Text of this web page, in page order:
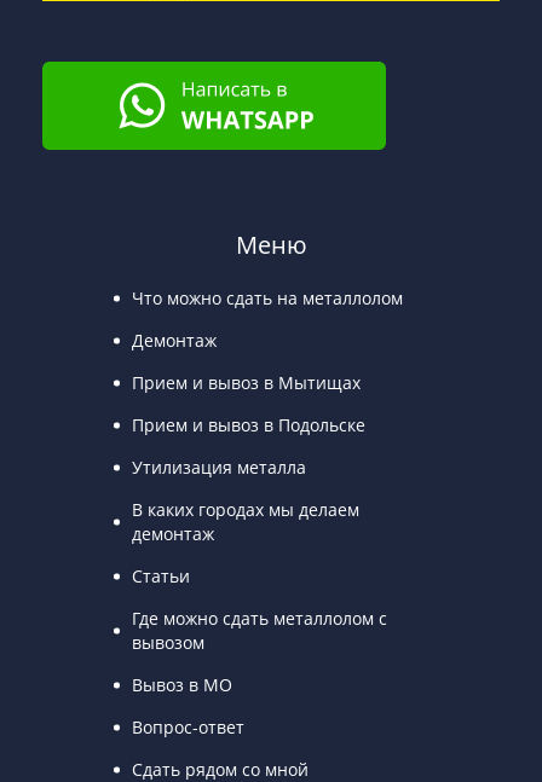
Меню
Что можно сдать на металлолом
Демонтаж
Прием и вывоз в Мытищах
Прием и вывоз в Подольске
Утилизация металла
В каких городах мы делаем
демонтаж
Статьи
Где можно сдать металлолом с
вывозом
Вывоз в МО
Вопрос-ответ
Сдать рядом со мной